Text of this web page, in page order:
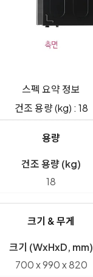
스펙 요약 정보
건조 용량 (kg) : 18
용량
건조 용량 (kg)
18
크기 & 무게
크기 (WxHxD, mm)
700 x 990 x 820